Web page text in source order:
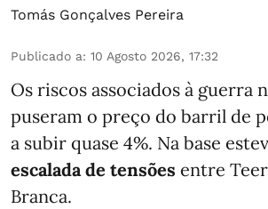
Tomás Gonçalves Pereira
Publicado a: 10 Agosto 2026, 17:32
Os riscos associados à guerra
puseram o preço do barril de
a subir quase 4%. Na base
escalada de tensões entre
Branca.